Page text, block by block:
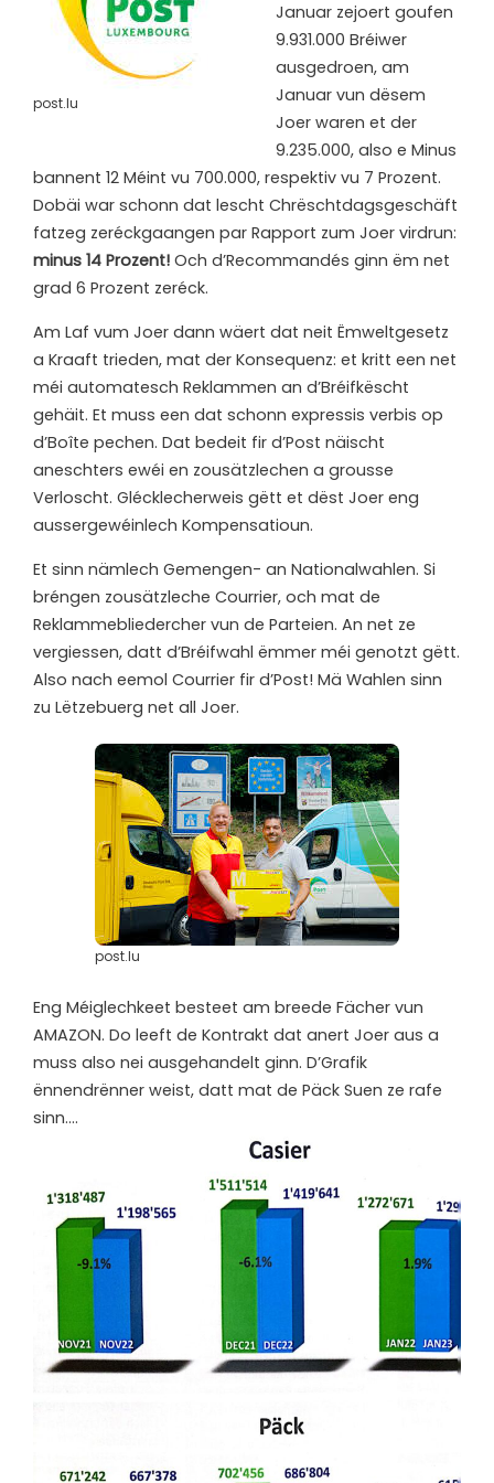
post.lu
Januar zejoert goufen
9.931.000 Bréiwer
ausgedroen, am
Januar vun dësem
Joer waren et der
9.235.000, also e Minus
bannent 12 Méint vu 700.000, respektiv vu 7 Prozent.
Dobäi war schonn dat lescht Chrëschtdagsgeschäft
fatzeg zeréckgaangen par Rapport zum Joer virdrun:
minus 14 Prozent! Och d’Recommandés ginn ëm net
grad 6 Prozent zeréck.
Am Laf vum Joer dann wäert dat neit Ëmweltgesetz
a Kraaft trieden, mat der Konsequenz: et kritt een net
méi automatesch Reklammen an d’Bréifkëscht
gehäit. Et muss een dat schonn expressis verbis op
d’Boîte pechen. Dat bedeit fir d’Post näischt
aneschters ewéi en zousätzlechen a grousse
Verloscht. Glécklecherweis gëtt et dëst Joer eng
aussergewéinlech Kompensatioun.
Et sinn nämlech Gemengen- an Nationalwahlen. Si
bréngen zousätzleche Courrier, och mat de
Reklammebliedercher vun de Parteien. An net ze
vergiessen, datt d’Bréifwahl ëmmer méi genotzt gëtt.
Also nach eemol Courrier fir d’Post! Mä Wahlen sinn
zu Lëtzebuerg net all Joer.
post.lu
Eng Méiglechkeet besteet am breede Fächer vun
AMAZON. Do leeft de Kontrakt dat anert Joer aus a
muss also nei ausgehandelt ginn. D’Grafik
ënnendrënner weist, datt mat de Päck Suen ze rafe
sinn….